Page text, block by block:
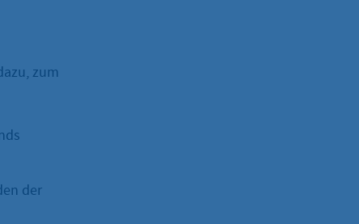
zum
der